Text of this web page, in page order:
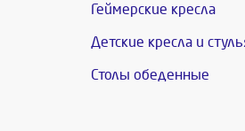
Геймерские кресла
Детские кресла и
Столы обеденные